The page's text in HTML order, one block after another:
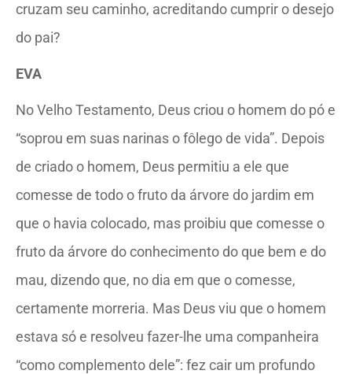
cruzam seu caminho, acreditando cumprir o desejo
do pai?
EVA
No Velho Testamento, Deus criou o homem do pó e
“soprou em suas narinas o fôlego de vida”. Depois
de criado o homem, Deus permitiu a ele que
comesse de todo o fruto da árvore do jardim em
que o havia colocado, mas proibiu que comesse o
fruto da árvore do conhecimento do que bem e do
mau, dizendo que, no dia em que o comesse,
certamente morreria. Mas Deus viu que o homem
estava só e resolveu fazer-lhe uma companheira
“como complemento dele”: fez cair um profundo